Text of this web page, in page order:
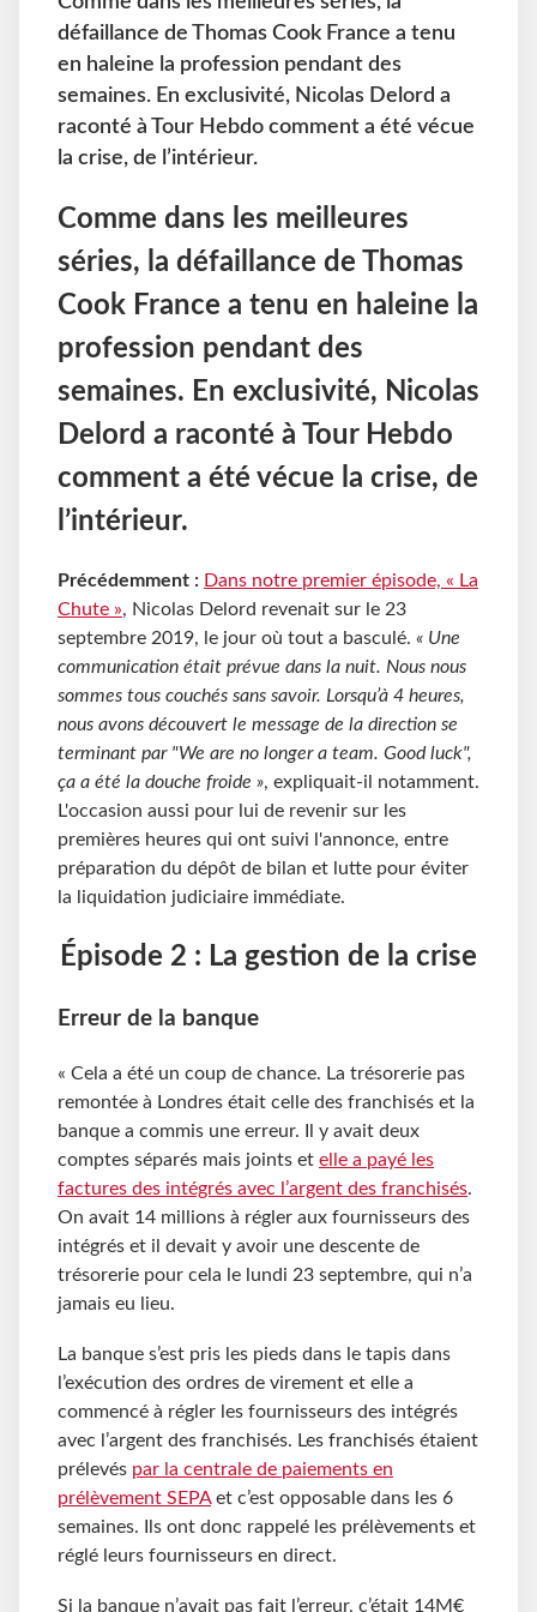
défaillance de Thomas Cook France a tenu
en haleine la profession pendant des
semaines. En exclusivité, Nicolas Delord a
raconté à Tour Hebdo comment a été vécue
la crise, de l’intérieur.
Comme dans les meilleures
séries, la défaillance de Thomas
Cook France a tenu en haleine la
profession pendant des
semaines. En exclusivité, Nicolas
Delord a raconté à Tour Hebdo
comment a été vécue la crise, de
l’intérieur.
Précédemment : Dans notre premier épisode, « La
Chute », Nicolas Delord revenait sur le 23
septembre 2019, le jour où tout a basculé. « Une
communication était prévue dans la nuit. Nous nous
sommes tous couchés sans savoir. Lorsqu’à 4 heures,
nous avons découvert le message de la direction se
terminant par "We are no longer a team. Good luck",
ça a été la douche froide », expliquait-il notamment.
L'occasion aussi pour lui de revenir sur les
premières heures qui ont suivi l'annonce, entre
préparation du dépôt de bilan et lutte pour éviter
la liquidation judiciaire immédiate.
Épisode 2 : La gestion de la crise
Erreur de la banque
« Cela a été un coup de chance. La trésorerie pas
remontée à Londres était celle des franchisés et la
banque a commis une erreur. Il y avait deux
comptes séparés mais joints et elle a payé les
factures des intégrés avec l’argent des franchisés.
On avait 14 millions à régler aux fournisseurs des
intégrés et il devait y avoir une descente de
trésorerie pour cela le lundi 23 septembre, qui n’a
jamais eu lieu.
La banque s’est pris les pieds dans le tapis dans
l’exécution des ordres de virement et elle a
commencé à régler les fournisseurs des intégrés
avec l’argent des franchisés. Les franchisés étaient
prélevés par la centrale de paiements en
prélèvement SEPAet c’est opposable dans les 6
semaines. Ils ont donc rappelé les prélèvements et
réglé leurs fournisseurs en direct.
Si la banque n’avait pas fait l’erreur, c’était 14M€